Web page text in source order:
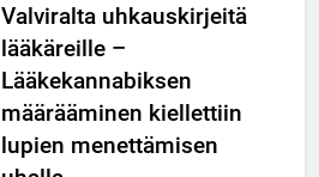
Valviralta uhkauskirjeitä
lääkäreille –
Lääkekannabiksen
määrääminen kiellettiin
lupien menettämisen